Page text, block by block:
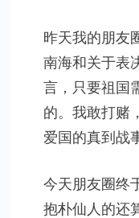
昨天我的朋友
南海和关于表
言，只要祖国
的。我敢打赌
爱国的真到战
今天朋友圈终
抱朴仙人的还